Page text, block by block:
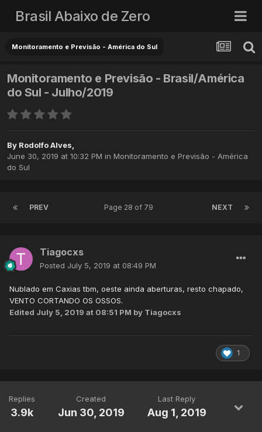
Brasil Abaixo de Zero
Monitoramento e Previsão - América do Sul
Monitoramento e Previsão - Brasil/América
do Sul - Julho/2019
By Rodolfo Alves,
June 30, 2019 at 10:32 PM in Monitoramento e Previsão - América
do Sul
PREV NEXT
Page 28 of 79
Tiagocxs
Posted July 5, 2019 at 08:49 PM
Nublado em Caxias tbm, oeste ainda aberturas, resto chapado,
VENTO CORTANDO OS OSSOS.
Edited July 5, 2019 at 08:51 PM by Tiagocxs
1
Replies
3.9k
Created
Jun 30, 2019
Last Reply
Aug 1, 2019